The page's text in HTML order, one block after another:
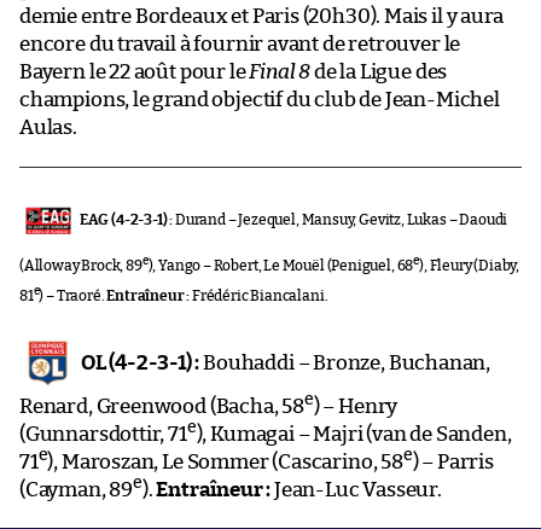
demie entre Bordeaux et Paris (20h30). Mais il y aura
encore du travail à fournir avant de retrouver le
Bayern le 22 août pour leFinal 8de la Ligue des
champions, le grand objectif du club de Jean-Michel
Aulas.
EAG (4-2-3-1) :Durand – Jezequel, Mansuy, Gevitz, Lukas – Daoudi
(Alloway Brock, 89e), Yango – Robert, Le Mouël (Peniguel, 68e), Fleury (Diaby,
81e) – Traoré.Entraîneur :Frédéric Biancalani.
OL (4-2-3-1) :Bouhaddi – Bronze, Buchanan,
Renard, Greenwood (Bacha, 58e) – Henry
(Gunnarsdottir, 71e), Kumagai – Majri (van de Sanden,
71e), Maroszan, Le Sommer (Cascarino, 58e) – Parris
(Cayman, 89e).Entraîneur :Jean-Luc Vasseur.